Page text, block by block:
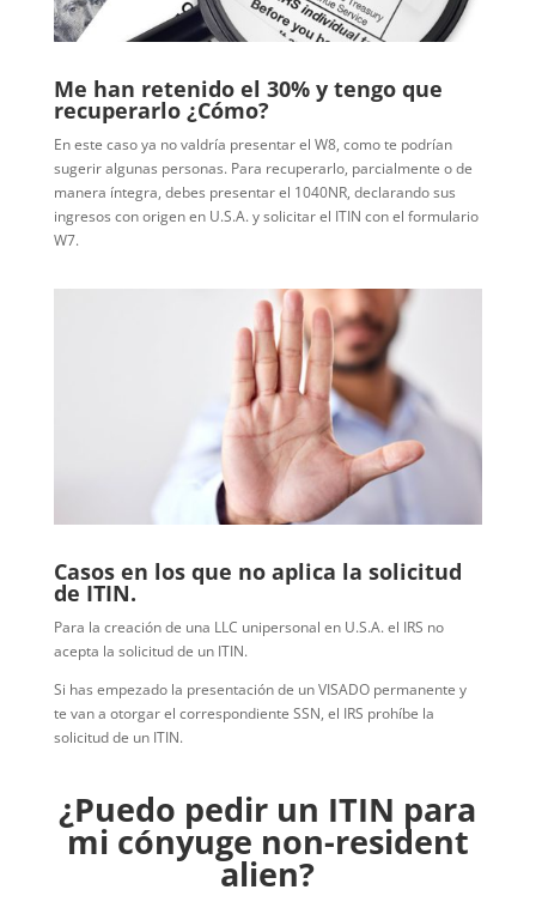
Me han retenido el 30% y tengo que
recuperarlo ¿Cómo?
En este caso ya no valdría presentar el W8, como te podrían
sugerir algunas personas. Para recuperarlo, parcialmente o de
manera íntegra, debes presentar el 1040NR, declarando sus
ingresos con origen en U.S.A. y solicitar el ITIN con el formulario
W7.
Casos en los que no aplica la solicitud
de ITIN.
Para la creación de una LLC unipersonal en U.S.A. el IRS no
acepta la solicitud de un ITIN.
Si has empezado la presentación de un VISADO permanente y
te van a otorgar el correspondiente SSN, el IRS prohíbe la
solicitud de un ITIN.
¿Puedo pedir un ITIN para
mi cónyuge non-resident
alien?